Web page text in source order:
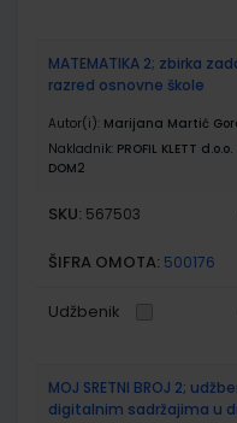
MATEMATIKA 2; zbirka
razred osnovne škole
Autor(i): Marijana Martić
Nakladnik: PROFIL KLETT d.o.o.
DOM2
SKU: 567503
ŠIFRA OMOTA: 500176
Udžbenik
MOJ SRETNI BROJ 2;
digitalnim sadržajima u